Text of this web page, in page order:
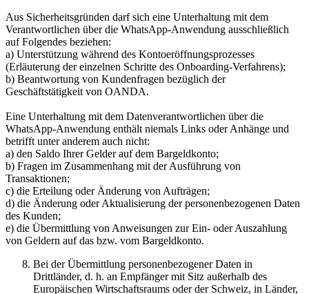
Aus Sicherheitsgründen darf sich eine Unterhaltung mit dem
Verantwortlichen über die WhatsApp-Anwendung ausschließlich
auf Folgendes beziehen:
a) Unterstützung während des Kontoeröffnungsprozesses
(Erläuterung der einzelnen Schritte des Onboarding-Verfahrens);
b) Beantwortung von Kundenfragen bezüglich der
Geschäftstätigkeit von OANDA.
Eine Unterhaltung mit dem Datenverantwortlichen über die
WhatsApp-Anwendung enthält niemals Links oder Anhänge und
betrifft unter anderem auch nicht:
a) den Saldo Ihrer Gelder auf dem Bargeldkonto;
b) Fragen im Zusammenhang mit der Ausführung von
Transaktionen;
c) die Erteilung oder Änderung von Aufträgen;
d) die Änderung oder Aktualisierung der personenbezogenen Daten
des Kunden;
e) die Übermittlung von Anweisungen zur Ein- oder Auszahlung
von Geldern auf das bzw. vom Bargeldkonto.
Bei der Übermittlung personenbezogener Daten in
Drittländer, d. h. an Empfänger mit Sitz außerhalb des
Europäischen Wirtschaftsraums oder der Schweiz, in Länder,